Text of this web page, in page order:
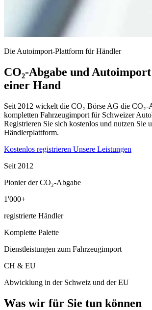
Die Autoimport-Plattform für Händler
CO₂-Abgabe und Autoimport
einer Hand
Seit 2012 wickelt die CO₂ Börse AG die CO₂-
kompletten Fahrzeugimport für Schweizer
Registrieren Sie sich kostenlos und nutzen Sie
Händlerplattform.
Kostenlos registrieren Unsere Leistungen
Seit 2012
Pionier der CO₂-Abgabe
1'000+
registrierte Händler
Komplette Palette
Dienstleistungen zum Fahrzeugimport
CH & EU
Abwicklung in der Schweiz und der EU
Was wir für Sie tun können